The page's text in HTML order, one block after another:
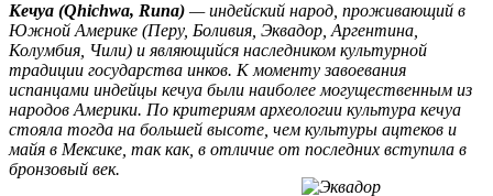
Кечуа (Qhichwa, Runa) — индейский народ, проживающий в
Южной Америке (Перу, Боливия, Эквадор, Аргентина,
Колумбия, Чили) и являющийся наследником культурной
традиции государства инков. К моменту завоевания
испанцами индейцы кечуа были наиболее могущественным из
народов Америки. По критериям археологии культура кечуа
стояла тогда на большей высоте, чем культуры ацтеков и
майя в Мексике, так как, в отличие от последних вступила в
бронзовый век.